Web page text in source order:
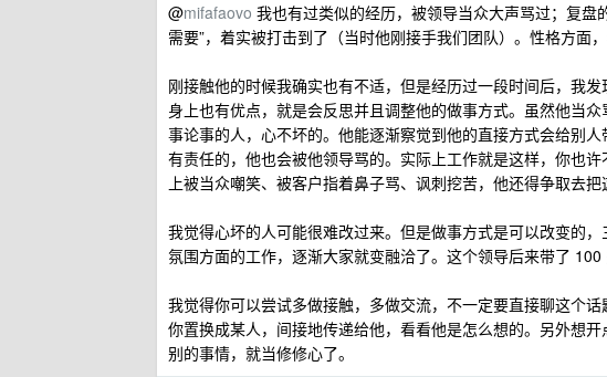
@mifafaovo 我也有过类似的经历，被领导当众大声骂过；复
需要”，着实被打击到了（当时他刚接手我们团队）。性格方面
刚接触他的时候我确实也有不适，但是经历过一段时间后，我
身上也有优点，就是会反思并且调整他的做事方式。虽然他当
事论事的人，心不坏的。他能逐渐察觉到他的直接方式会给别
有责任的，他也会被他领导骂的。实际上工作就是这样，你也
上被当众嘲笑、被客户指着鼻子骂、讽刺挖苦，他还得争取去把
我觉得心坏的人可能很难改过来。但是做事方式是可以改变的
氛围方面的工作，逐渐大家就变融洽了。这个领导后来带了 100
我觉得你可以尝试多做接触，多做交流，不一定要直接聊这个
你置换成某人，间接地传递给他，看看他是怎么想的。另外想
别的事情，就当修修心了。